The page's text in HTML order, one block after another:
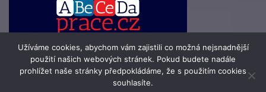
© 2016 - 2026 Info-Zpravodaj.cz | člen skupiny 123jobs Media |
Užíváme cookies, abychom vám zajistili co možná nejsnadnější
použití našich webových stránek. Pokud budete nadále
prohlížet naše stránky předpokládáme, že s použitím cookies
souhlasíte.